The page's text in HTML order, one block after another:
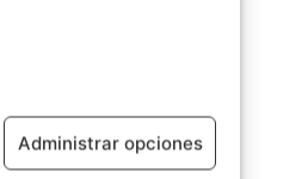
Administrar opciones
su